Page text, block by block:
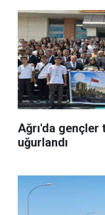
Ağrı'da
uğurlandı